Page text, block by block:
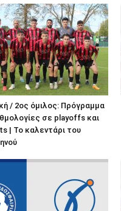
/ 2ος όμιλος: Πρόγραμμα
σε playoffs και
| To καλεντάρι του